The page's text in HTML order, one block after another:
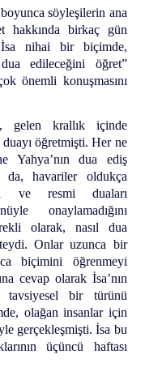
söyleşilerin ana
hakkında birkaç gün
nihai bir biçimde,
edileceğini öğret”
önemli konuşmasını
gelen krallık içinde
öğretmişti. Her ne
Yahya’nın dua ediş
da, havariler oldukça
ve resmi duaları
onaylamadığını
olarak, nasıl dua
Onlar uzunca bir
biçimini öğrenmeyi
cevap olarak İsa’nın
tavsiyesel bir türünü
olağan insanlar için
gerçekleşmişti. İsa bu
üçüncü haftası